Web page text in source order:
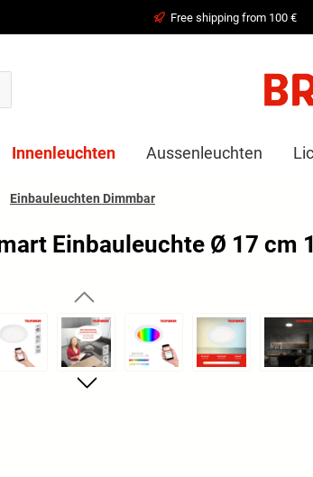
Free shipping from 100 €
Innenleuchten Aussenleuchten
Einbauleuchten Dimmbar
Einbauleuchte Ø 17 cm